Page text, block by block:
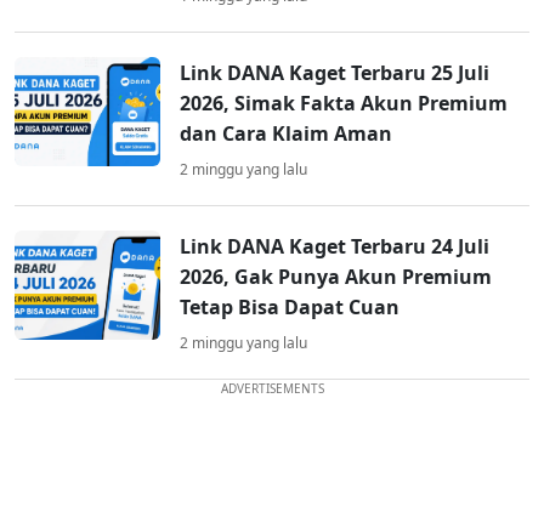
Link DANA Kaget Terbaru 25 Juli
2026, Simak Fakta Akun Premium
dan Cara Klaim Aman
2 minggu yang lalu
Link DANA Kaget Terbaru 24 Juli
2026, Gak Punya Akun Premium
Tetap Bisa Dapat Cuan
2 minggu yang lalu
ADVERTISEMENTS